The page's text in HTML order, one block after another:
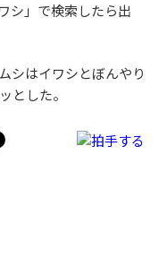
シ」で検索したら出
シはイワシとぼんやり
とした。